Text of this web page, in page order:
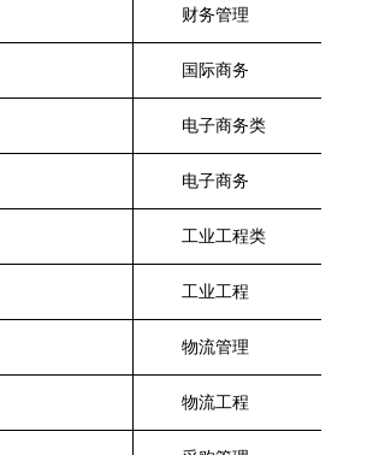
财务管理
国际商务
电子商务类
电子商务
工业工程类
工业工程
物流管理
物流工程